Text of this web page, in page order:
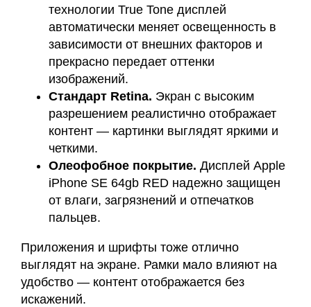
технологии True Tone дисплей
автоматически меняет освещенность в
зависимости от внешних факторов и
прекрасно передает оттенки
изображений.
Стандарт Retina. Экран с высоким
разрешением реалистично отображает
контент — картинки выглядят яркими и
четкими.
Олеофобное покрытие. Дисплей Apple
iPhone SE 64gb RED надежно защищен
от влаги, загрязнений и отпечатков
пальцев.
Приложения и шрифты тоже отлично
выглядят на экране. Рамки мало влияют на
удобство — контент отображается без
искажений.